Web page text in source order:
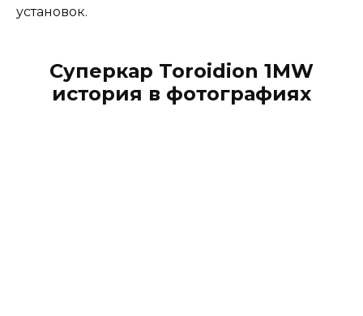
установок.
Суперкар Toroidion 1MW
история в фотографиях